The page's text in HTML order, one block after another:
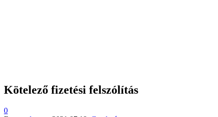
Kötelező fizetési felszólítás
0